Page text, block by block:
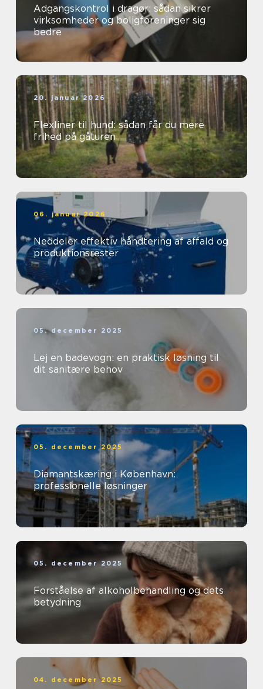
Adgangskontrol i dragør: sådan sikrer
virksomheder og boligforeninger sig
bedre
20. januar 2026
Flexliner til hund: sådan får du mere
frihed på gåturen
06. januar 2026
Neddeler effektiv håndtering af affald og
produktionsrester
05. december 2025
Lej en badevogn: en praktisk løsning til
dit sanitære behov
05. december 2025
Diamantskæring i København:
professionelle løsninger
05. december 2025
Forståelse af alkoholbehandling og dets
betydning
04. december 2025